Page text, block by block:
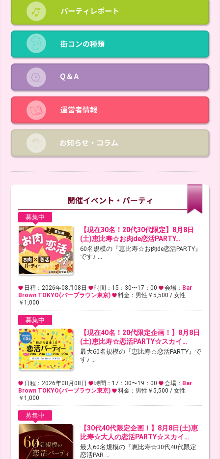
募集中
【現在30名！20代30代限定】8月8日
(土)恵比寿☆お肉de恋活PARTY…
60名規模の『恵比寿☆お肉de恋活PARTY』
です♪ ...
日程：2026年08月08日 時間：15：30〜17：00 会場： Bar
Brown TOKYO(バーブラウン東京)
料金：男性￥5,500 / 女性
￥1,000
募集中
【現在40名！20代限定企画！】8月8日
(土)恵比寿☆恋活PARTY☆スカイ…
最大60名規模の『恵比寿☆恋活PARTY』で
す♪ ...
日程：2026年08月08日 時間：17：30〜19：00 会場： Bar
Brown TOKYO(バーブラウン東京)
料金：男性￥5,500 / 女性
￥1,000
募集中
【30代40代限定企画！】8月8日(土)恵
比寿☆大人の恋活PARTY☆スカイ…
最大60名規模の『恵比寿☆30代40代限定
恋活PAR ...